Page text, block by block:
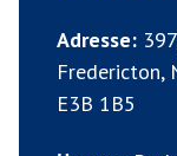
Adresse:
Fredericton,
E3B 1B5